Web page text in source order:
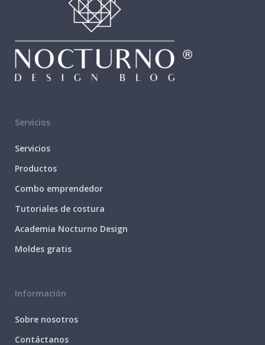
Servicios
Servicios
Productos
Combo emprendedor
Tutoriales de costura
Academia Nocturno Design
Moldes gratis
Información
Sobre nosotros
Contáctanos